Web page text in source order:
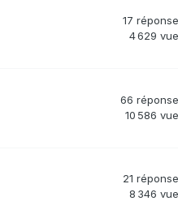
17
4 629
66
10 586
21
8 346